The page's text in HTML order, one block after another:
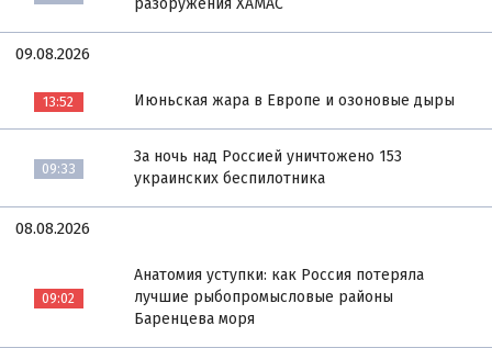
разоружения ХАМАС
09.08.2026
13:52 Июньская жара в Европе и озоновые дыры
09:33
За ночь над Россией уничтожено 153
украинских беспилотника
08.08.2026
09:02
Анатомия уступки: как Россия потеряла
лучшие рыбопромысловые районы
Баренцева моря